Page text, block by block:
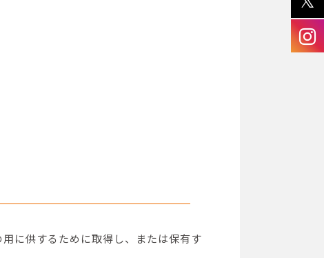
に供するために取得し、または保有す